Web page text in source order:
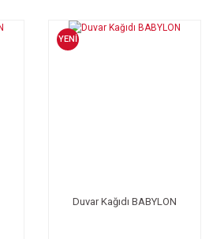
YENİ
Duvar Kağıdı BABYLON